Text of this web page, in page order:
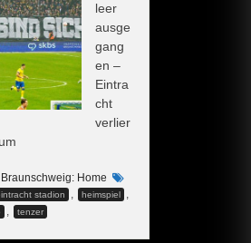
leer
ausge
gang
en –
Eintra
cht
verlier
Home
stadion , heimspiel ,
, tenzer